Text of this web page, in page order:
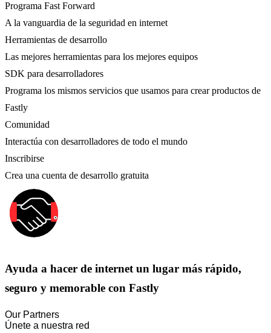
Programa Fast Forward
A la vanguardia de la seguridad en internet
Herramientas de desarrollo
Las mejores herramientas para los mejores equipos
SDK para desarrolladores
Programa los mismos servicios que usamos para crear productos de
Fastly
Comunidad
Interactúa con desarrolladores de todo el mundo
Inscribirse
Crea una cuenta de desarrollo gratuita
Ayuda a hacer de internet un lugar más rápido,
seguro y memorable con Fastly
Our Partners
Únete a nuestra red